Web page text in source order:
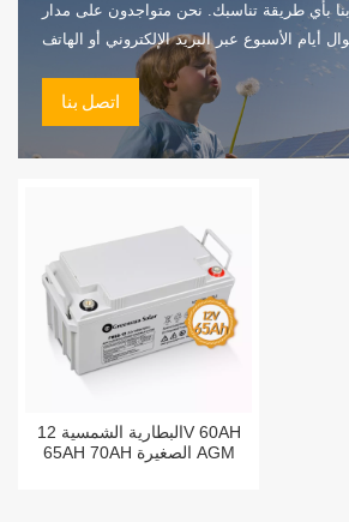
بأي طريقة تناسبك. نحن متواجدون على مدار
اتصل بنا
البطارية الشمسية 12V 60AH
65AH 70AH الصغيرة AGM